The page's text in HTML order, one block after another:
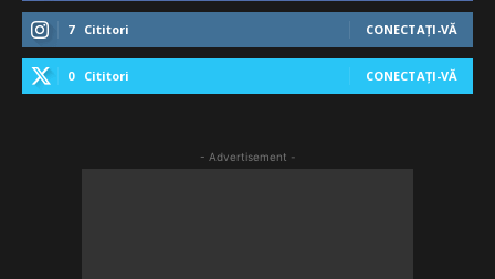
7 Cititori CONECTAȚI-VĂ
0 Cititori CONECTAȚI-VĂ
- Advertisement -